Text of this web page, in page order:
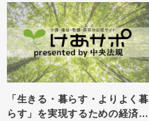
「生きる・暮らす・よりよく暮
らす」を実現するための経済的